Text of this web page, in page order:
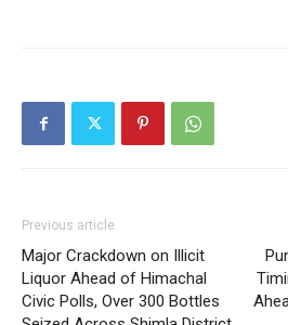
About
My account
Previous article
Major Crackdown on Illicit
Liquor Ahead of Himachal
Civic Polls, Over 300 Bottles